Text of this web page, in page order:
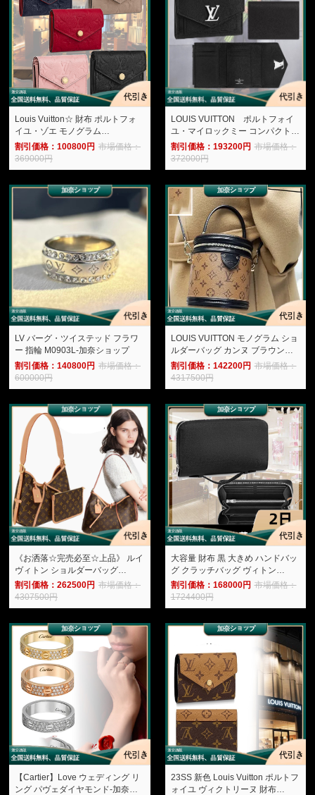
Louis Vuitton☆ 財布 ポルトフォ
イユ・ゾエ モノグラム
M62936/M62935/M58880/M58879/M6980-
加奈ショップ
割引価格：100800円 市場価格：
369000円
LOUIS VUITTON ポルトフォイ
ユ・マイロックミー コンパクト
M62947-加奈ショップ
割引価格：193200円 市場価格：
372000円
LV バーグ・ツイステッド フラワ
ー 指輪 M0903L-加奈ショップ
割引価格：140800円 市場価格：
600000円
LOUIS VUITTON モノグラム ショ
ルダーバッグ カンヌ ブラウン
M43986-加奈ショップ
割引価格：142200円 市場価格：
4317500円
《お洒落☆完売必至☆上品》 ルイ
ヴィトン ショルダーバッグ
M46203-加奈ショップ
割引価格：262500円 市場価格：
4307500円
大容量 財布 黒 大きめ ハンドバッ
グ クラッチバッグ ヴィトン
M44275-加奈ショップ
割引価格：168000円 市場価格：
1724400円
【Cartier】Love ウェディング リ
ング パヴェダイヤモンド-加奈シ
23SS 新色 Louis Vuitton ポルトフ
ォイユ ヴィクトリーヌ 財布